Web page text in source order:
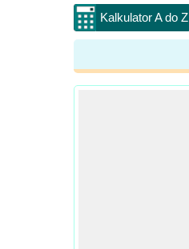
Kalkulator A do Z